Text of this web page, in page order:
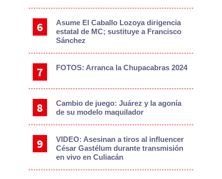
Asume El Caballo Lozoya dirigencia
estatal de MC; sustituye a Francisco
Sánchez
FOTOS: Arranca la Chupacabras 2024
Cambio de juego: Juárez y la agonía
de su modelo maquilador
VIDEO: Asesinan a tiros al influencer
César Gastélum durante transmisión
en vivo en Culiacán